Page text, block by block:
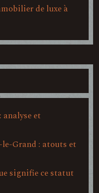
de luxe à
analyse et
Grand : atouts et
signifie ce statut